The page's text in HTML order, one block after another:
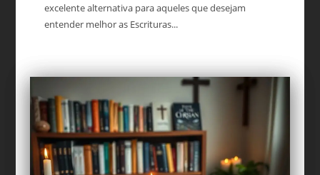
excelente alternativa para aqueles que desejam
entender melhor as Escrituras...